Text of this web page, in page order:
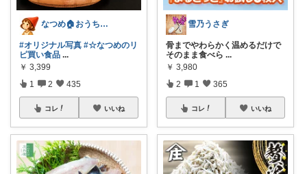
なつめ🏠️おうち時間大好き
#オリジナル写真 #☆なつめのリ
ピ買い食品 ...
￥ 3,399
1 2 435
コレ いいね
雪乃うさぎ
骨までやわらかく温めるだけで
そのまま食べら ...
￥ 3,980
2 1 365
コレ いいね